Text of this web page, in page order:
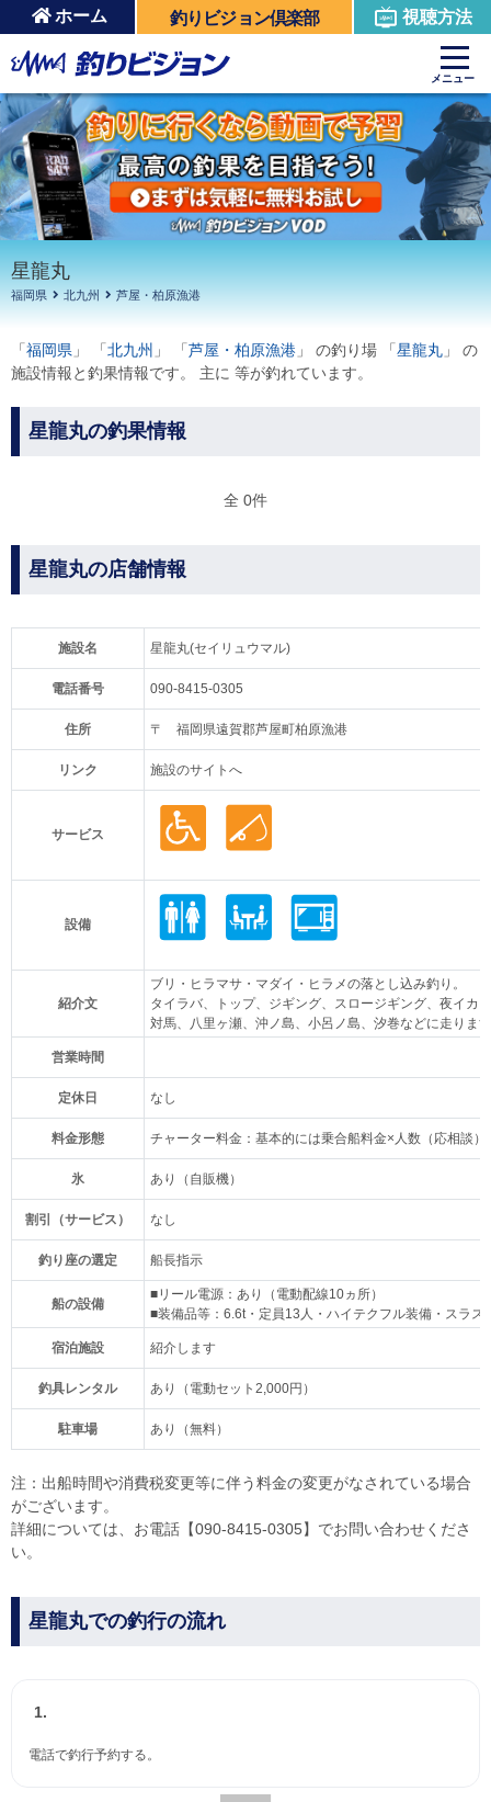
ホーム 釣りビジョン倶楽部 視聴方法
メニュー
星龍丸
福岡県 北九州 芦屋・柏原漁港
「 福岡県 」 「 北九州 」 「 芦屋・柏原漁港 」 の釣り場 「 星龍丸 」 の
施設情報と釣果情報です。 主に 等が釣れています。
星龍丸の釣果情報
全 0件
星龍丸の店舗情報
施設名 星龍丸(セイリュウマル)
電話番号 090-8415-0305
住所 〒 福岡県遠賀郡芦屋町柏原漁港
リンク 施設のサイトへ
サービス
設備
紹介文
ブリ・ヒラマサ・マダイ・ヒラメの落とし込み釣り。
タイラバ、トップ、ジギング、スロージギング、夜イカ
対馬、八里ヶ瀬、沖ノ島、小呂ノ島、汐巻などに走りま
営業時間
定休日 なし
料金形態 チャーター料金：基本的には乗合船料金×人数（応相談）
氷 あり（自販機）
割引（サービス） なし
釣り座の選定 船長指示
船の設備
■リール電源：あり（電動配線10ヵ所）
■装備品等：6.6t・定員13人・ハイテクフル装備・スラ
宿泊施設 紹介します
釣具レンタル あり（電動セット2,000円）
駐車場 あり（無料）
注：出船時間や消費税変更等に伴う料金の変更がなされている場合
がございます。
詳細については、お電話【090-8415-0305】でお問い合わせくださ
い。
星龍丸での釣行の流れ
1.
電話で釣行予約する。
周辺の施設を見る